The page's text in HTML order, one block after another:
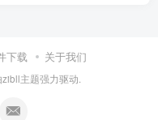
下载 关于我们
zibll主题强力驱动.